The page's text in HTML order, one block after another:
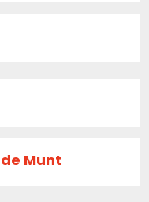
Munt